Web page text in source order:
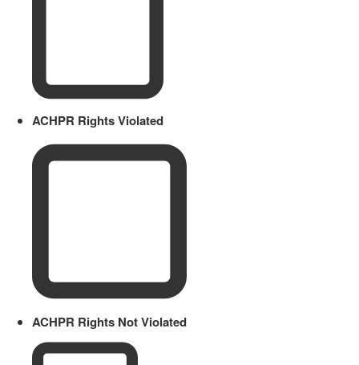
ACHPR Rights Violated
ACHPR Rights Not Violated